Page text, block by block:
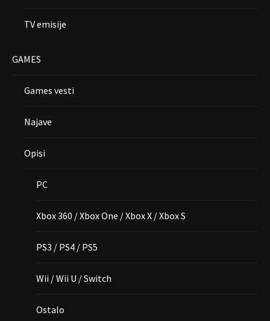
TV emisije
GAMES
Games vesti
Najave
Opisi
PC
Xbox 360 / Xbox One / Xbox X / Xbox S
PS3 / PS4 / PS5
Wii / Wii U / Switch
Ostalo